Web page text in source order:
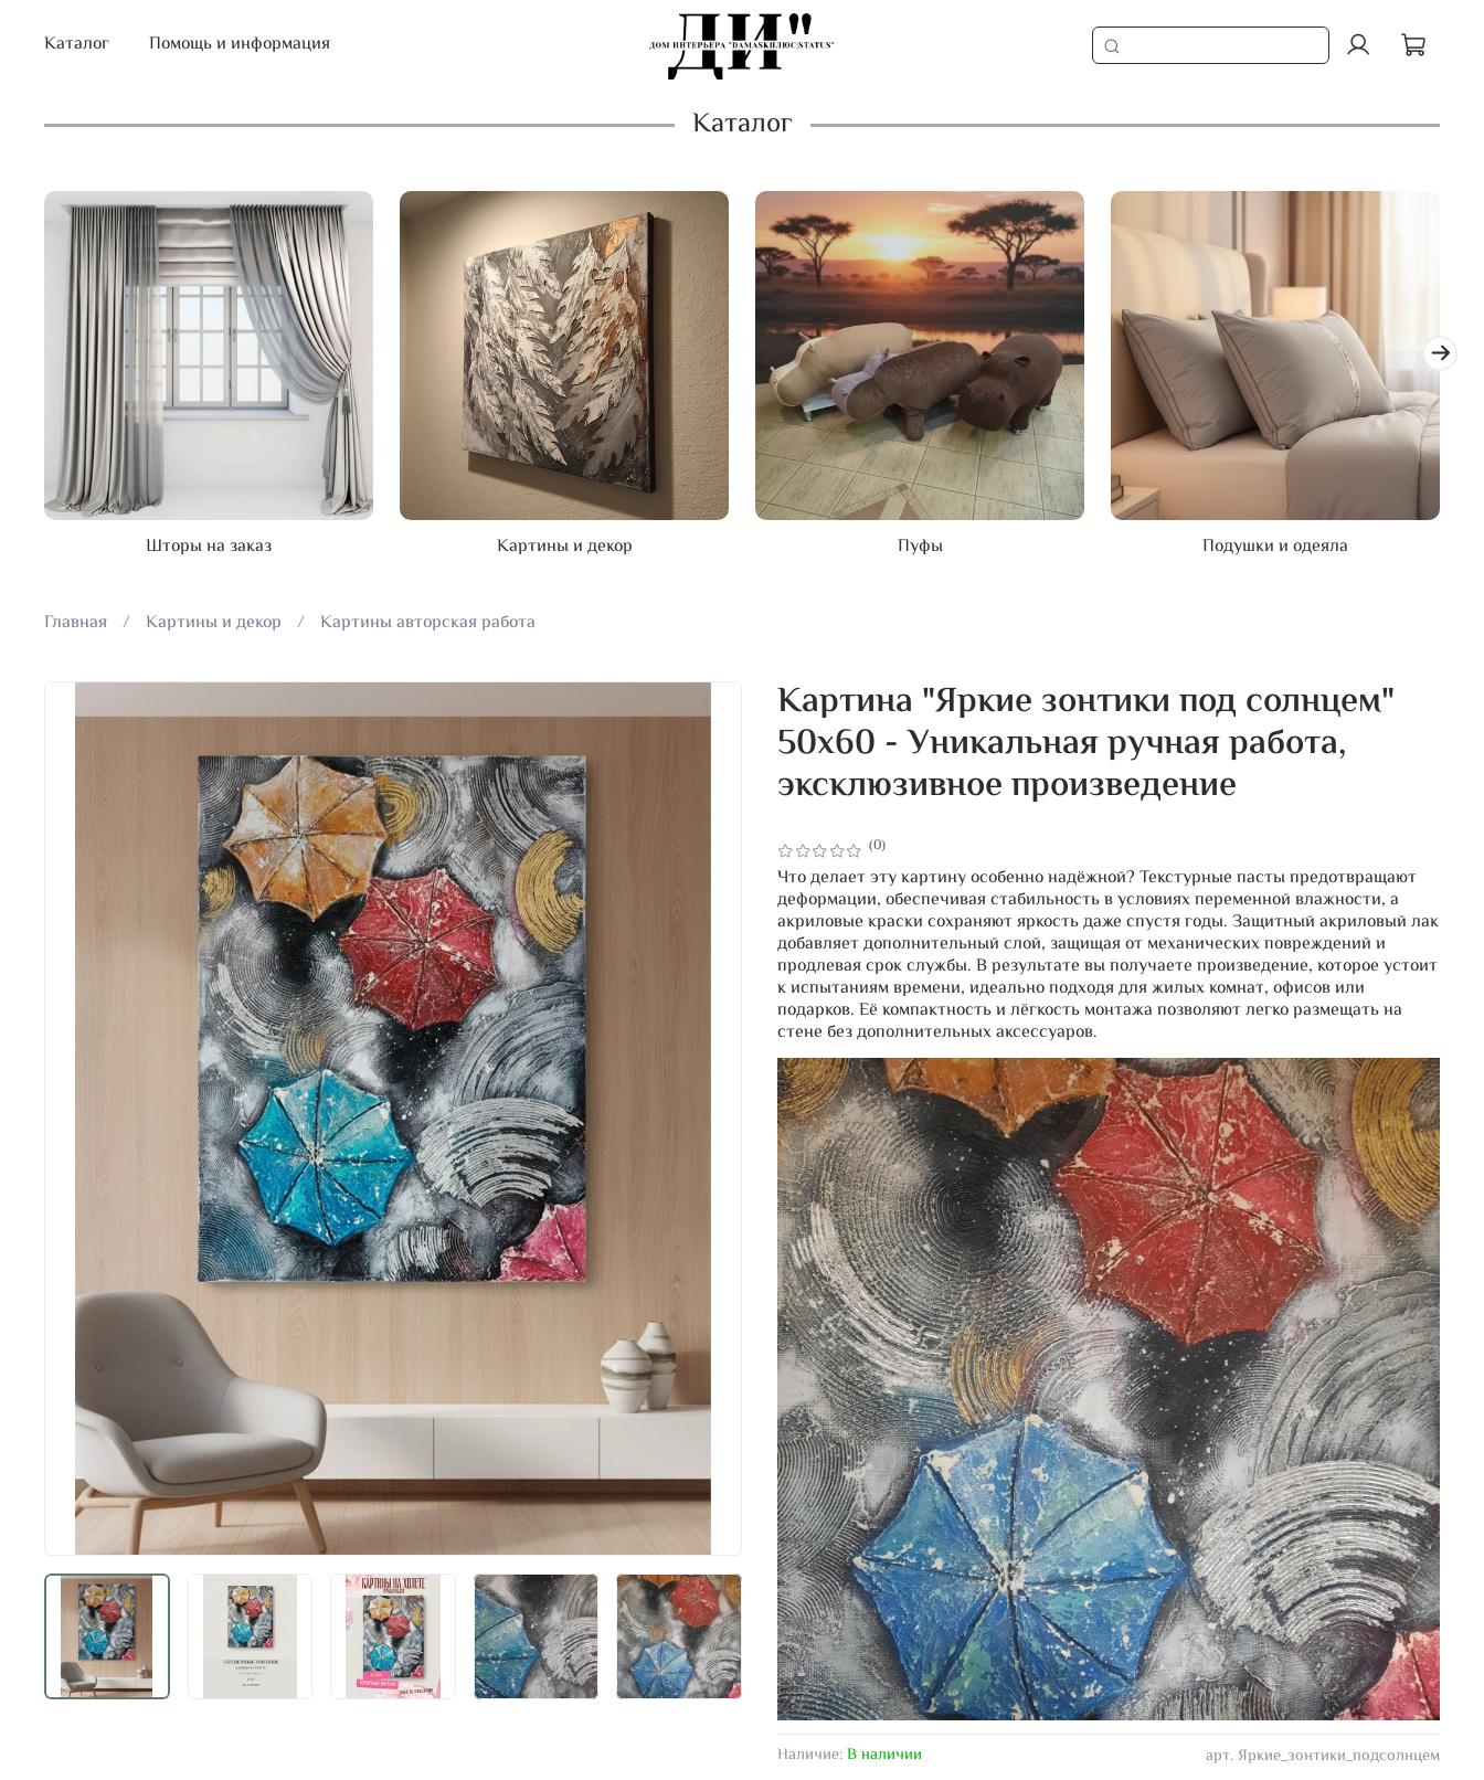
Каталог Помощь и информация
Каталог
Шторы на заказ Картины и декор Пуфы Подушки и одеяла
Главная Картины и декор Картины авторская работа
(0)
арт.Яркие_зонтики_подсолнцем
Наличие:В наличии
Картина "Яркие зонтики под солнцем"
50х60 - Уникальная ручная работа,
эксклюзивное произведение
Что делает эту картину особенно надёжной? Текстурные пасты предотвращают
деформации, обеспечивая стабильность в условиях переменной влажности, а
акриловые краски сохраняют яркость даже спустя годы. Защитный акриловый лак
добавляет дополнительный слой, защищая от механических повреждений и
продлевая срок службы. В результате вы получаете произведение, которое устоит
к испытаниям времени, идеально подходя для жилых комнат, офисов или
подарков. Её компактность и лёгкость монтажа позволяют легко размещать на
стене без дополнительных аксессуаров.